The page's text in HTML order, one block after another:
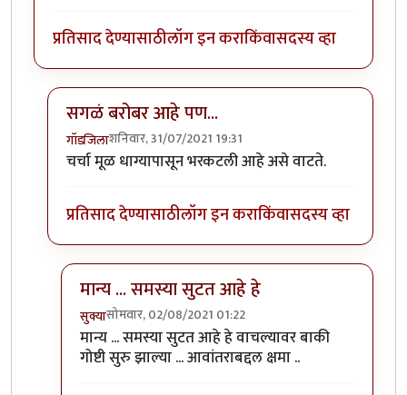
प्रतिसाद देण्यासाठीलॉग इन कराकिंवासदस्य व्हा
सगळं बरोबर आहे पण...
गॉडजिलाशनिवार, 31/07/2021 19:31
In reply toमाझ्या मते डेबीट कार्ड वरbyसुक्या
चर्चा मूळ धाग्यापासून भरकटली आहे असे वाटते.
प्रतिसाद देण्यासाठीलॉग इन कराकिंवासदस्य व्हा
मान्य ... समस्या सुटत आहे हे
सुक्यासोमवार, 02/08/2021 01:22
In reply toसगळं बरोबर आहे पण...byगॉडजिला
मान्य ... समस्या सुटत आहे हे वाचल्यावर बाकी
गोष्टी सुरु झाल्या ... आवांतराबद्दल क्षमा ..